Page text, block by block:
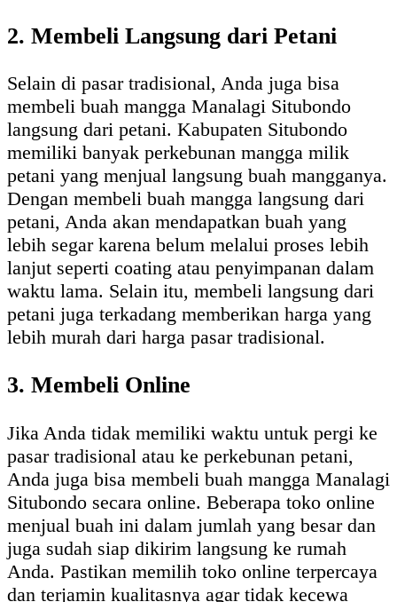
2. Membeli Langsung dari Petani
Selain di pasar tradisional, Anda juga bisa
membeli buah mangga Manalagi Situbondo
langsung dari petani. Kabupaten Situbondo
memiliki banyak perkebunan mangga milik
petani yang menjual langsung buah mangganya.
Dengan membeli buah mangga langsung dari
petani, Anda akan mendapatkan buah yang
lebih segar karena belum melalui proses lebih
lanjut seperti coating atau penyimpanan dalam
waktu lama. Selain itu, membeli langsung dari
petani juga terkadang memberikan harga yang
lebih murah dari harga pasar tradisional.
3. Membeli Online
Jika Anda tidak memiliki waktu untuk pergi ke
pasar tradisional atau ke perkebunan petani,
Anda juga bisa membeli buah mangga Manalagi
Situbondo secara online. Beberapa toko online
menjual buah ini dalam jumlah yang besar dan
juga sudah siap dikirim langsung ke rumah
Anda. Pastikan memilih toko online terpercaya
dan terjamin kualitasnya agar tidak kecewa